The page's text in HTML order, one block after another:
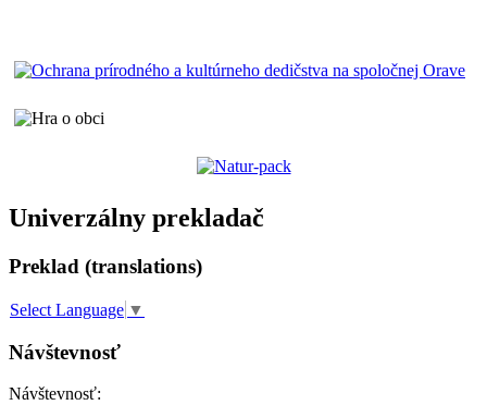
Univerzálny prekladač
Preklad (translations)
Select Language ▼
Návštevnosť
Návštevnosť: